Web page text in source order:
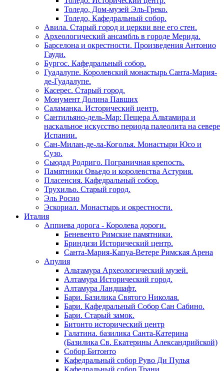
Толедо, Дом-музей Эль-Греко.
Толедо, Кафедральный собор.
Авила. Старый город и церкви вне его стен.
Археологический ансамбль в городе Мерида.
Барселона и окрестности. Произведения Антонио
Гауди.
Бургос. Кафедральный собор.
Гуадалупе. Королевский монастырь Санта-Мария-
де-Гуадалупе.
Касерес. Старый город.
Монумент Долина Павших
Саламанка. Исторический центр.
Сантильяно-дель-Мар: Пещера Альтамира и
наскальное искусство периода палеолита на севере
Испании.
Сан-Милан-де-ла-Коголья. Монастыри Юсо и
Сузо.
Сьюдад Родриго. Пограничная крепость.
Памятники Овьедо и королевства Астурия.
Пласенсия. Кафедральный собор.
Трухильо. Старый город.
Эль Росио
Эскориал. Монастырь и окрестности.
Италия
Аппиева дорога - Королева дороги.
Беневенто Римские памятники.
Бриндизи Исторический центр.
Санта-Мария-Капуа-Ветере Римская Арена
Апулия
Альтамура Археологический музей.
Алтамура Исторический город.
Алтамура Ландшафт.
Бари. Базилика Святого Николая.
Бари. Кафедральный Собор Сан Сабино.
Бари. Старый замок.
Битонто исторический центр
Галатина. базилика Санта-Катерина
(Базилика Св. Екатерины Александрийской)
Собор Битонто
Кафедральный собор Руво Ди Пулья
Кафедральный собор Трани